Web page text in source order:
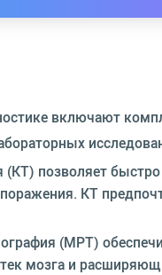
включают
позволяет
КТ
(МРТ)
мозга и